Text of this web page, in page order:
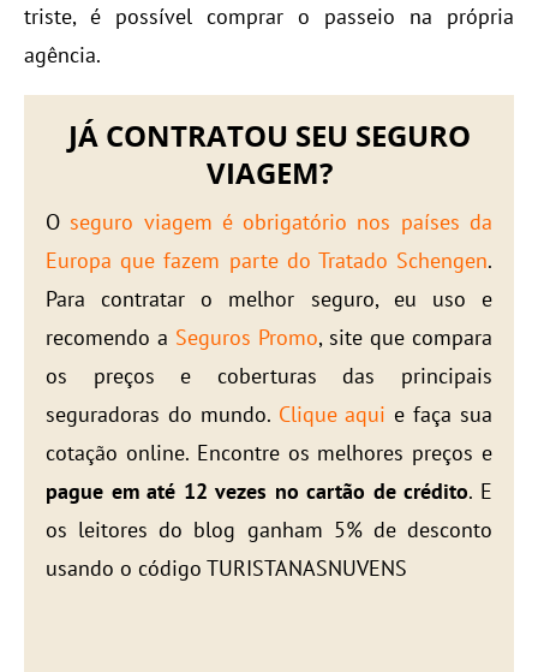
triste, é possível comprar o passeio na própria
agência.
JÁ CONTRATOU SEU SEGURO
VIAGEM?
O seguro viagem é obrigatório nos países da
Europa que fazem parte do Tratado Schengen.
Para contratar o melhor seguro, eu uso e
recomendo a Seguros Promo, site que compara
os preços e coberturas das principais
seguradoras do mundo. Clique aqui e faça sua
cotação online. Encontre os melhores preços e
pague em até 12 vezes no cartão de crédito. E
os leitores do blog ganham 5% de desconto
usando o código TURISTANASNUVENS